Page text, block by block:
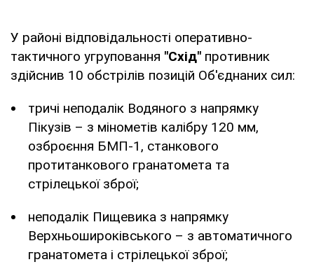
У районі відповідальності оперативно-
тактичного угруповання "Схід" противник
здійснив 10 обстрілів позицій Об'єднаних сил:
тричі неподалік Водяного з напрямку
Пікузів – з мінометів калібру 120 мм,
озброєння БМП-1, станкового
протитанкового гранатомета та
стрілецької зброї;
неподалік Пищевика з напрямку
Верхньошироківського – з автоматичного
гранатомета і стрілецької зброї;